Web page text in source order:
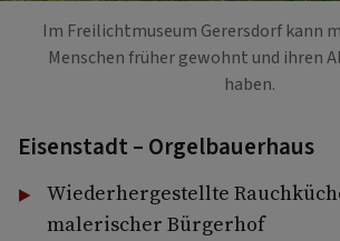
Im Freilichtmuseum Gerersdorf kann
Menschen früher gewohnt und ihren
haben.
Eisenstadt – Orgelbauerhaus
Wiederhergestellte
malerischer Bürgerhof